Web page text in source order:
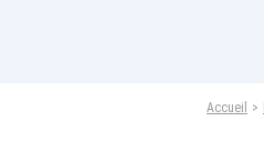
Accueil